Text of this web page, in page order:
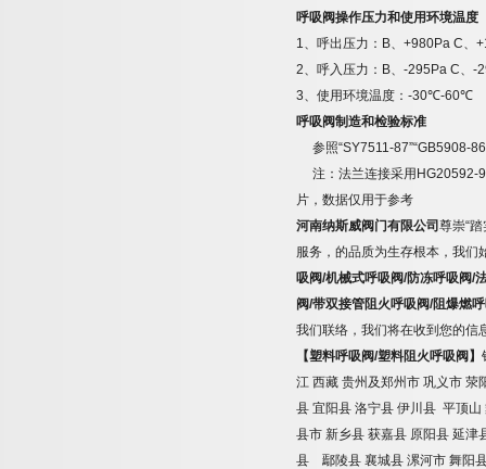
呼吸阀操作压力和使用环境温度
1、呼出压力： B、 +980Pa C、
2、呼入压力： B、 -295Pa C、 -
3、使用环境温度： -30℃-60℃
呼吸阀制造和检验标准
参照“SY7511-87”“GB5908-
注：法兰连接采用 HG20592-
片，数据仅用于参考
河南纳斯威阀门有限公司 尊崇“踏
服务，的品质为生存根本，我们
吸阀/机械式呼吸阀/防冻呼吸阀/
阀/带双接管阻火呼吸阀/阻爆燃
我们联络，我们将在收到您的信
【塑料呼吸阀/塑料阻火呼吸阀】
江 西藏 贵州及郑州市 巩义市 荥
县 宜阳县 洛宁县 伊川县 平顶山
县市 新乡县 获嘉县 原阳县 延津
县 鄢陵县 襄城县 漯河市 舞阳